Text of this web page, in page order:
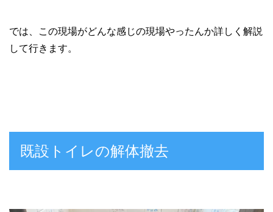
では、この現場がどんな感じの現場やったんか詳しく解説
して行きます。
既設トイレの解体撤去